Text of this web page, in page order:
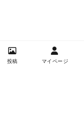
投稿 マイページ